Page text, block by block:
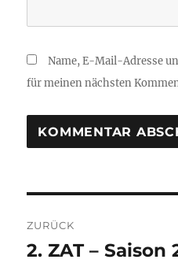
Name, E-Mail-Adresse
für meinen nächsten
ZURÜCK
Vorheriger
2. ZAT – Saison